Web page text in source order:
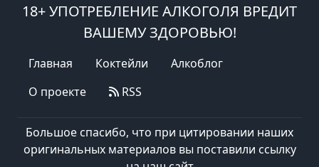
18+ УПОТРЕБЛЕНИЕ АЛКОГОЛЯ ВРЕДИТ
ВАШЕМУ ЗДОРОВЬЮ!
Главная Коктейли
Алкоблог
О проекте
RSS
Большое спасибо, что при цитировании наших
оригинальных материалов вы поставили ссылку